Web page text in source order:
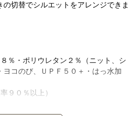
切替でシルエットをアレンジできま
％・ポリウレタン２％（ニット、シ
ヨコのび、ＵＰＦ５０＋・はっ水加
９０％以上）